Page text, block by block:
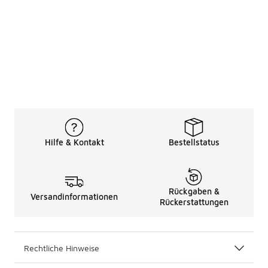
Hilfe & Kontakt Bestellstatus
Versandinformationen
Rückgaben &
Rückerstattungen
Rechtliche Hinweise